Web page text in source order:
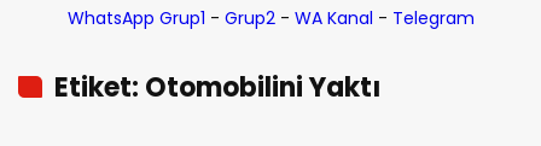
WhatsApp Grup1 - Grup2- WA Kanal - Telegram
Etiket: Otomobilini Yaktı